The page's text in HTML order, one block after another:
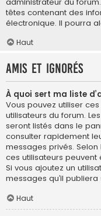
têtes contenant des
électronique. Il pourra
Haut
Amis et ignorés
À quoi sert ma liste
Vous pouvez utiliser
utilisateurs du forum.
seront listés dans le
consulter rapidement
messages privés.
ces utilisateurs
Si vous ajoutez un
messages qu’il
Haut